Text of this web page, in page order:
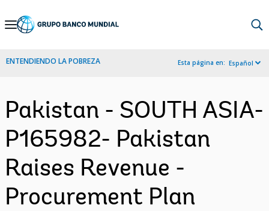
Skip
Navigation
ENTENDIENDO LA POBREZA Esta página en: Español
Pakistan - SOUTH ASIA-
P165982- Pakistan
Raises Revenue -
Procurement Plan